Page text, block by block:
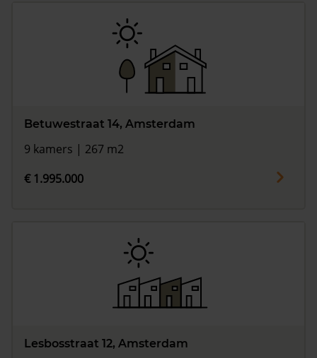
Betuwestraat 14, Amsterdam
9 kamers | 267 m2
€ 1.995.000
Lesbosstraat 12, Amsterdam